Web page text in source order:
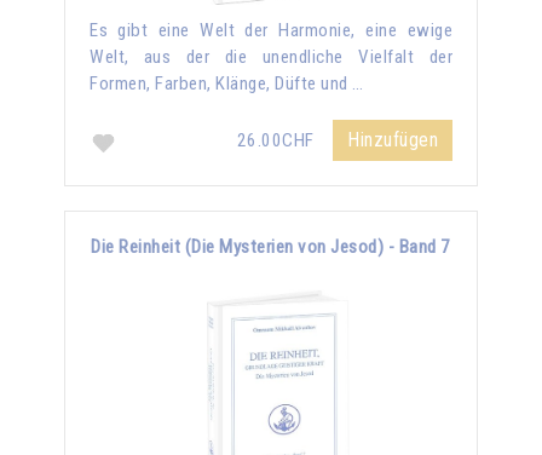
Es gibt eine Welt der Harmonie, eine ewige
Welt, aus der die unendliche Vielfalt der
Formen, Farben, Klänge, Düfte und …
26.00CHF Hinzufügen
Die Reinheit (Die Mysterien von Jesod) - Band 7